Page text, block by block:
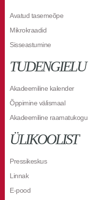
Avatud tasemeõpe
Mikrokraadid
Sisseastumine
TUDENGIELU
Akadeemiline kalender
Õppimine välismaal
Akadeemiline raamatukogu
ÜLIKOOLIST
Pressikeskus
Linnak
E-pood